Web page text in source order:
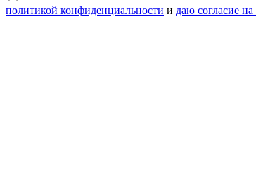
политикой конфиденциальности и даю согласие